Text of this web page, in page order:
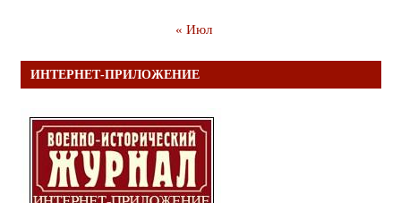
« Июл
ИНТЕРНЕТ-ПРИЛОЖЕНИЕ